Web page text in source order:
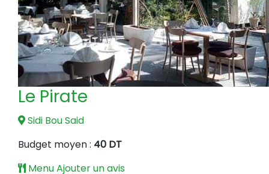
Le Pirate
Sidi Bou Said
Budget moyen : 40 DT
MenuAjouter un avis